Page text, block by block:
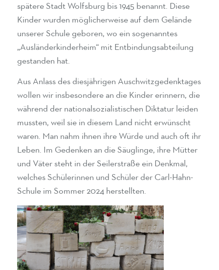
spätere Stadt Wolfsburg bis 1945 benannt. Diese
Kinder wurden möglicherweise auf dem Gelände
unserer Schule geboren, wo ein sogenanntes
„Ausländerkinderheim“ mit Entbindungsabteilung
gestanden hat.
Aus Anlass des diesjährigen Auschwitzgedenktages
wollen wir insbesondere an die Kinder erinnern, die
während der nationalsozialistischen Diktatur leiden
mussten, weil sie in diesem Land nicht erwünscht
waren. Man nahm ihnen ihre Würde und auch oft ihr
Leben. Im Gedenken an die Säuglinge, ihre Mütter
und Väter steht in der Seilerstraße ein Denkmal,
welches Schülerinnen und Schüler der Carl-Hahn-
Schule im Sommer 2024 herstellten.